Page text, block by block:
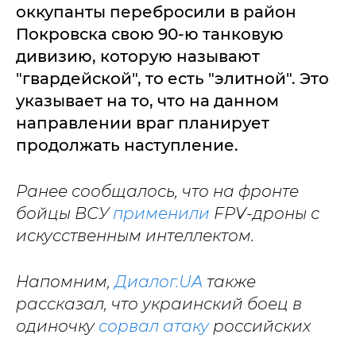
оккупанты перебросили в район
Покровска свою 90-ю танковую
дивизию, которую называют
"гвардейской", то есть "элитной". Это
указывает на то, что на данном
направлении враг планирует
продолжать наступление.
Ранее сообщалось, что на фронте
бойцы ВСУприменили FPV-дроны с
искусственным интеллектом.
Напомним,Диалог.UA также
рассказал, что украинский боец в
одиночку сорвал атакуроссийских